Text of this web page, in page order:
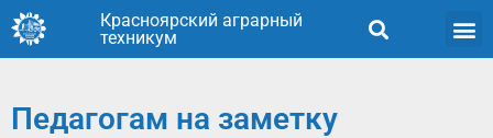
Красноярский аграрный
техникум
Педагогам на заметку